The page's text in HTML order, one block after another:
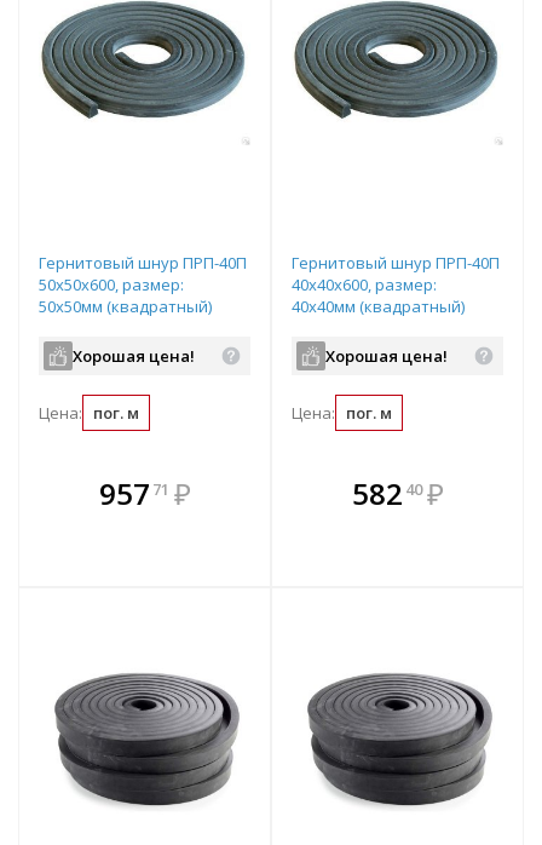
Гернитовый шнур ПРП-40П
50x50x600, размер:
50х50мм (квадратный)
Хорошая цена!
Цена: пог. м
957 71 ₽
В комплекте
всегда выгоднее!
Гернитовый шнур ПРП-40П
40x40x600, размер:
40х40мм (квадратный)
Хорошая цена!
Цена: пог. м
В комплекте
всегда выгоднее!
582 40 ₽